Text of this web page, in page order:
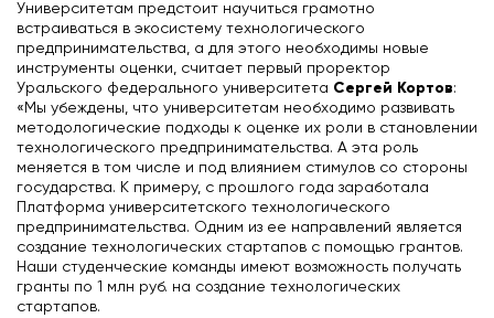
Университетам предстоит научиться грамотно
встраиваться в экосистему технологического
предпринимательства, а для этого необходимы новые
инструменты оценки, считает первый проректор
Уральского федерального университета Сергей Кортов:
«Мы убеждены, что университетам необходимо развивать
методологические подходы к оценке их роли в становлении
технологического предпринимательства. А эта роль
меняется в том числе и под влиянием стимулов со стороны
государства. К примеру, с прошлого года заработала
Платформа университетского технологического
предпринимательства. Одним из ее направлений является
создание технологических стартапов с помощью грантов.
Наши студенческие команды имеют возможность получать
гранты по 1 млн руб. на создание технологических
стартапов.